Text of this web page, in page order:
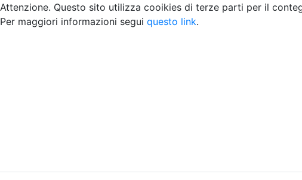
Attenzione. Questo sito utilizza cooikies di terze parti per il
Per maggiori informazioni segui questo link.